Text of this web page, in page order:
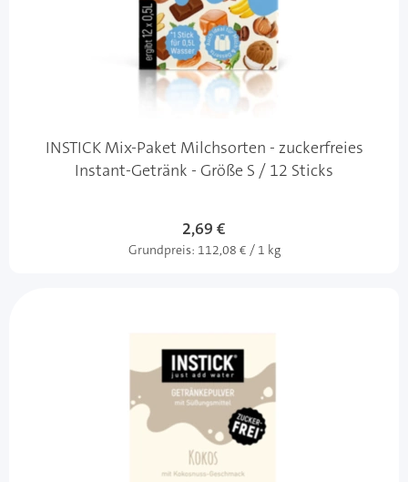
INSTICK Mix-Paket Milchsorten - zuckerfreies
Instant-Getränk - Größe S / 12 Sticks
2,69 €
Grundpreis: 112,08 € / 1 kg